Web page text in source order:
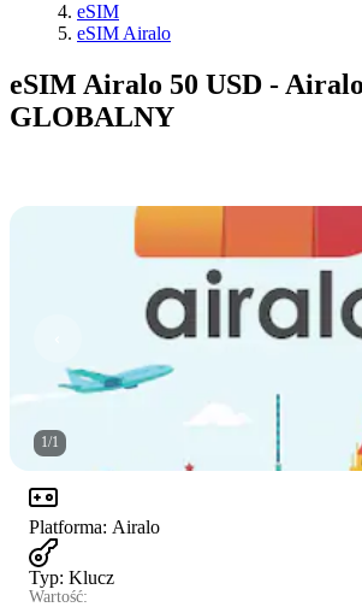
eSIM
eSIM Airalo
eSIM Airalo 50 USD -
GLOBALNY
1/1
Platforma: Airalo
Typ: Klucz
Wartość: